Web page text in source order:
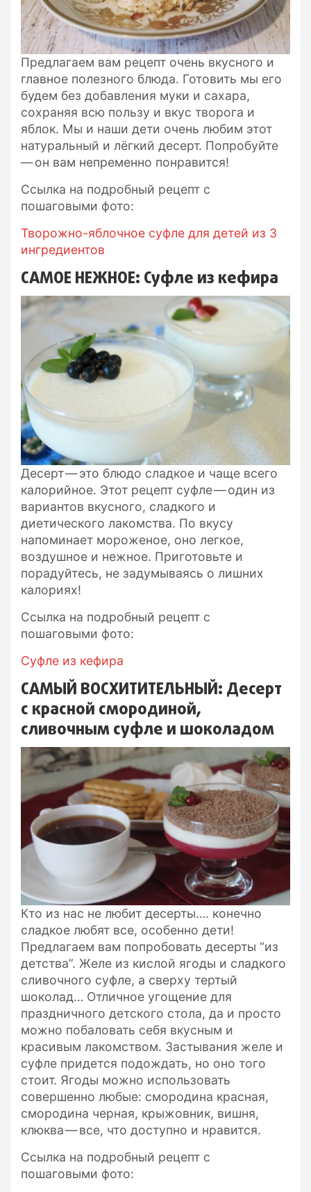
Предлагаем вам рецепт очень вкусного и
главное полезного блюда. Готовить мы его
будем без добавления муки и сахара,
сохраняя всю пользу и вкус творога и
яблок. Мы и наши дети очень любим этот
натуральный и лёгкий десерт. Попробуйте
— он вам непременно понравится!
Ссылка на подробный рецепт с
пошаговыми фото:
Творожно-яблочное суфле для детей из 3
ингредиентов
САМОЕ НЕЖНОЕ: Суфле из кефира
Десерт — это блюдо сладкое и чаще всего
калорийное. Этот рецепт суфле — один из
вариантов вкусного, сладкого и
диетического лакомства. По вкусу
напоминает мороженое, оно легкое,
воздушное и нежное. Приготовьте и
порадуйтесь, не задумываясь о лишних
калориях!
Ссылка на подробный рецепт с
пошаговыми фото:
Суфле из кефира
САМЫЙ ВОСХИТИТЕЛЬНЫЙ: Десерт
с красной смородиной,
сливочным суфле и шоколадом
Кто из нас не любит десерты…. конечно
сладкое любят все, особенно дети!
Предлагаем вам попробовать десерты “из
детства”. Желе из кислой ягоды и сладкого
сливочного суфле, а сверху тертый
шоколад… Отличное угощение для
праздничного детского стола, да и просто
можно побаловать себя вкусным и
красивым лакомством. Застывания желе и
суфле придется подождать, но оно того
стоит. Ягоды можно использовать
совершенно любые: смородина красная,
смородина черная, крыжовник, вишня,
клюква — все, что доступно и нравится.
Ссылка на подробный рецепт с
пошаговыми фото: